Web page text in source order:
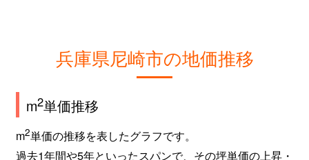
兵庫県尼崎市の地価推移
m2単価推移
m2単価の推移を表したグラフです。
過去1年間や5年といったスパンで、その坪単価の上昇・